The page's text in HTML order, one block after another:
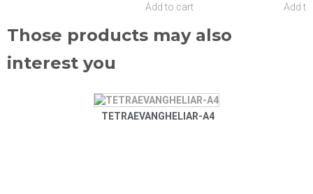
Add to cart Add
Those products may also
interest you
TETRAEVANGHELIAR-A4